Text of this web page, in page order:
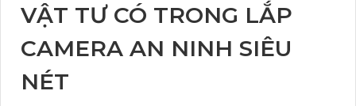
VẬT TƯ CÓ TRONG LẮP
CAMERA AN NINH SIÊU
NÉT